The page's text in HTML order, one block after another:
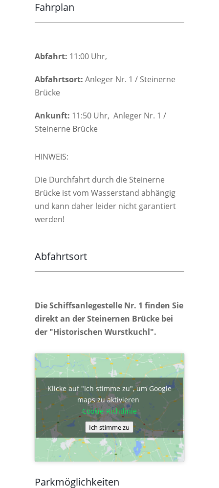
Fahrplan
Abfahrt: 11:00 Uhr,
Abfahrtsort: Anleger Nr. 1 / Steinerne
Brücke
Ankunft: 11:50 Uhr, Anleger Nr. 1 /
Steinerne Brücke
HINWEIS:
Die Durchfahrt durch die Steinerne
Brücke ist vom Wasserstand abhängig
und kann daher leider nicht garantiert
werden!
Abfahrtsort
Die Schiffsanlegestelle Nr. 1 finden Sie
direkt an der Steinernen Brücke bei
der "Historischen Wurstkuchl".
Klicke auf "Ich stimme zu", um Google
maps zu aktivieren
Cookie-Richtlinie
Ich stimme zu
Parkmöglichkeiten